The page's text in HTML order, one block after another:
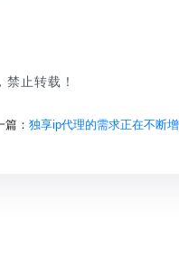
止转载！
篇： 独享ip代理的需求正在不断